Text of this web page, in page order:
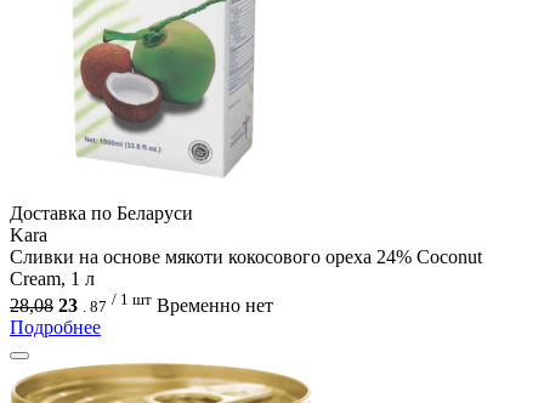
Доcтавка по Беларуси
Kara
Сливки на основе мякоти кокосового ореха 24% Coconut
Cream, 1 л
28,08 23 87 / 1 шт Временно нет
Подробнее